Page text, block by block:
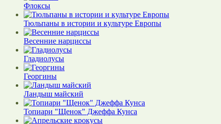
Флоксы
Тюльпаны в истории и культуре Европы
Весенние нарциссы
Гладиолусы
Георгины
Ландыш майский
Топиари "Щенок" Джеффа Кунса